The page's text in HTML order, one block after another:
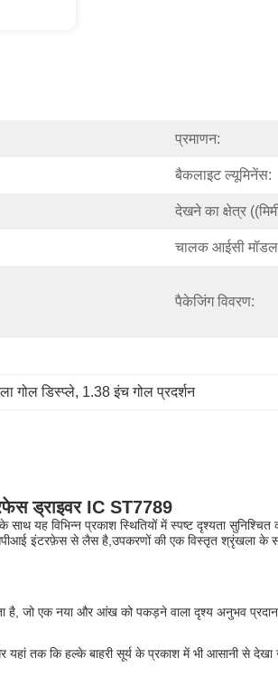
प्रमाणन:
बैकलाइट ल्यूमिनेंस:
देखने का क्षेत्र
चालक आईसी
पैकेजिंग विवरण:
गोल डिस्प्ले, 1.38 इंच गोल प्रदर्शन
ड्राइवर IC ST7789
यह विभिन्न प्रकाश स्थितियों में स्पष्ट दृश्यता
इंटरफ़ेस से लैस है,उपकरणों की एक विस्तृत श्रृंखला के
है, जो एक नया और आंख को पकड़ने वाला दृश्य अनुभव
तक कि हल्के बाहरी सूर्य के प्रकाश में भी आसानी से